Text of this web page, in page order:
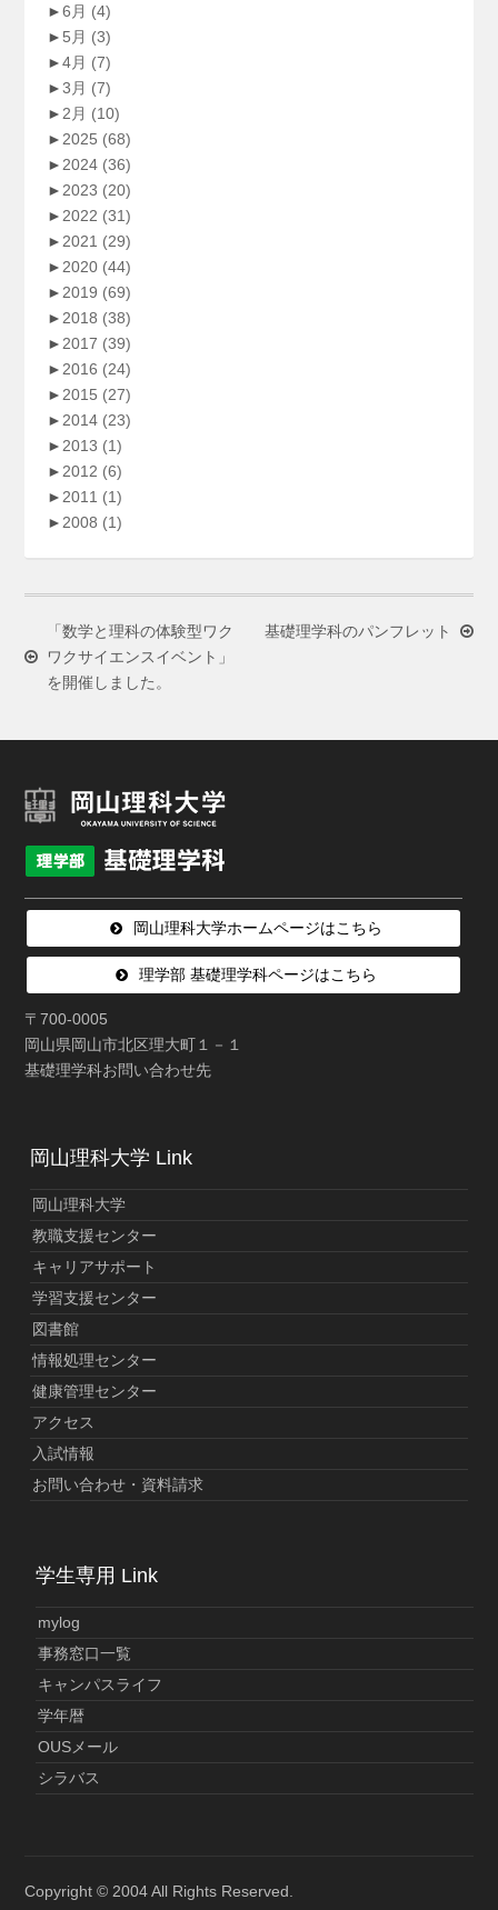
►6月 (4)
► 5月 (3)
►4月 (7)
►3月 (7)
► 2月 (10)
► 2025 (68)
► 2024 (36)
► 2023 (20)
► 2022 (31)
► 2021 (29)
► 2020 (44)
► 2019 (69)
► 2018 (38)
► 2017 (39)
► 2016 (24)
► 2015 (27)
► 2014 (23)
► 2013 (1)
► 2012 (6)
► 2011 (1)
► 2008 (1)
「数学と理科の体験型ワク
ワクサイエンスイベント」
を開催しました。
基礎理学科のパンフレット
岡山理科大学ホームページはこちら
理学部 基礎理学科ページはこちら
〒700-0005
岡山県岡山市北区理大町１－１
基礎理学科お問い合わせ先
岡山理科大学 Link
岡山理科大学
教職支援センター
キャリアサポート
学習支援センター
図書館
情報処理センター
健康管理センター
アクセス
入試情報
お問い合わせ・資料請求
学生専用 Link
mylog
事務窓口一覧
キャンパスライフ
学年暦
OUSメール
シラバス
Copyright © 2004 All Rights Reserved.